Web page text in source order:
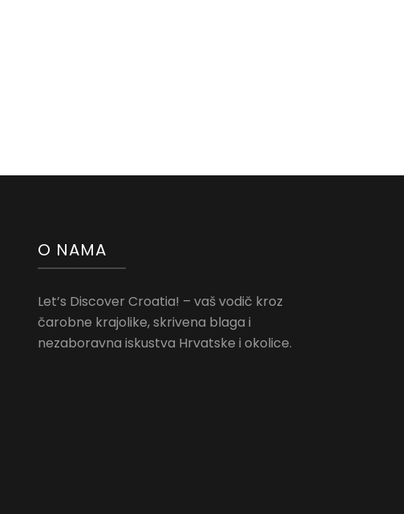
O NAMA
Let’s Discover Croatia! – vaš vodič kroz
čarobne krajolike, skrivena blaga i
nezaboravna iskustva Hrvatske i okolice.